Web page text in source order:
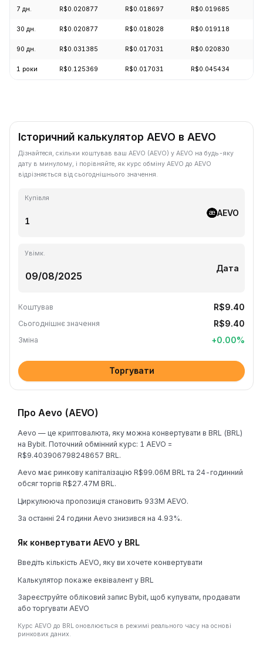
7 дн. R$0.020877 R$0.018697 R$0.019685
30 дн. R$0.020877 R$0.018028 R$0.019118
90 дн. R$0.031385 R$0.017031 R$0.020830
1 роки R$0.125369 R$0.017031 R$0.045434
Історичний калькулятор AEVO в AEVO
Дізнайтеся, скільки коштував ваш AEVO (AEVO) у AEVO на будь-яку
дату в минулому, і порівняйте, як курс обміну AEVO до AEVO
відрізняється від сьогоднішнього значення.
Купівля
AEVO
Увімк.
Дата
Коштував R$9.40
Сьогоднішнє значення R$9.40
Зміна +0.00%
Торгувати
Про Aevo (AEVO)
Aevo — це криптовалюта, яку можна конвертувати в BRL (BRL)
на Bybit. Поточний обмінний курс: 1 AEVO =
R$9.403906798248657 BRL.
Aevo має ринкову капіталізацію R$99.06M BRL та 24-годинний
обсяг торгів R$27.47M BRL.
Циркулююча пропозиція становить 933M AEVO.
За останні 24 години Aevo знизився на 4.93%.
Як конвертувати AEVO у BRL
Введіть кількість AEVO, яку ви хочете конвертувати
Калькулятор покаже еквівалент у BRL
Зареєструйте обліковий запис Bybit, щоб купувати, продавати
або торгувати AEVO
Курс AEVO до BRL оновлюється в режимі реального часу на основі
ринкових даних.